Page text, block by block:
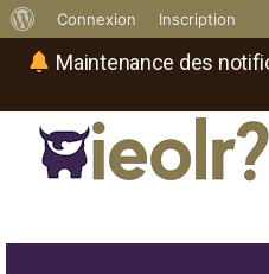
Maintenance des
propos
WordPress
Connexion Inscription
où